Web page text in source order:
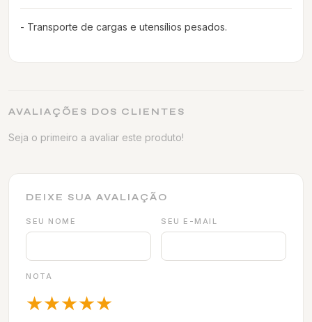
- Transporte de cargas e utensílios pesados.
AVALIAÇÕES DOS CLIENTES
Seja o primeiro a avaliar este produto!
DEIXE SUA AVALIAÇÃO
SEU NOME SEU E-MAIL
NOTA
★★★★★